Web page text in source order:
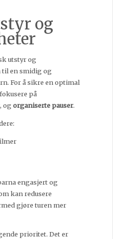
og
utstyr og
en smidig og
For å sikre en optimal
på
, og organiserte pauser.
engasjert og
kan redusere
gjøre turen mer
prioritet. Det er